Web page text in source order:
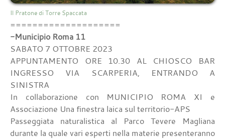
Il Pratone di Torre Spaccata
====================
-Municipio Roma 11
SABATO 7 OTTOBRE 2023
APPUNTAMENTO ORE 10.30 AL CHIOSCO BAR
INGRESSO VIA SCARPERIA, ENTRANDO A
SINISTRA
In collaborazione con MUNICIPIO ROMA XI e
Associazione Una finestra laica sul territorio-APS
Passeggiata naturalistica al Parco Tevere Magliana
durante la quale vari esperti nella materie presenteranno